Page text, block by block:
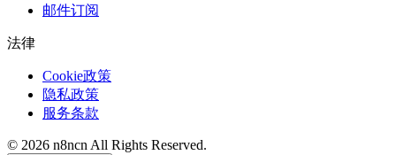
邮件订阅
法律
Cookie政策
隐私政策
服务条款
© 2026 n8ncn All Rights Reserved.